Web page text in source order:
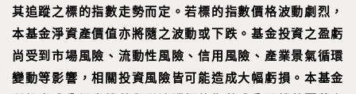
其追蹤之標的指數走勢而定。若標的指數價格波動劇烈，
本基金淨資產價值亦將隨之波動或下跌。基金投資之盈虧
尚受到市場風險、流動性風險、信用風險、產業景氣循環
變動等影響，相關投資風險皆可能造成大幅虧損。本基金